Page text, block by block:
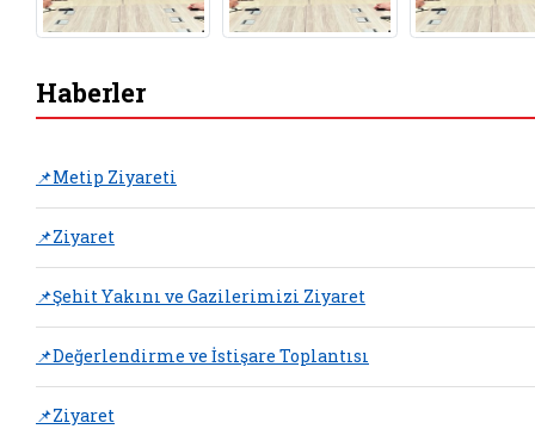
Haberler
📌Metip Ziyareti
📌Ziyaret
📌Şehit Yakını ve Gazilerimizi Ziyaret
📌Değerlendirme ve İstişare Toplantısı
📌Ziyaret